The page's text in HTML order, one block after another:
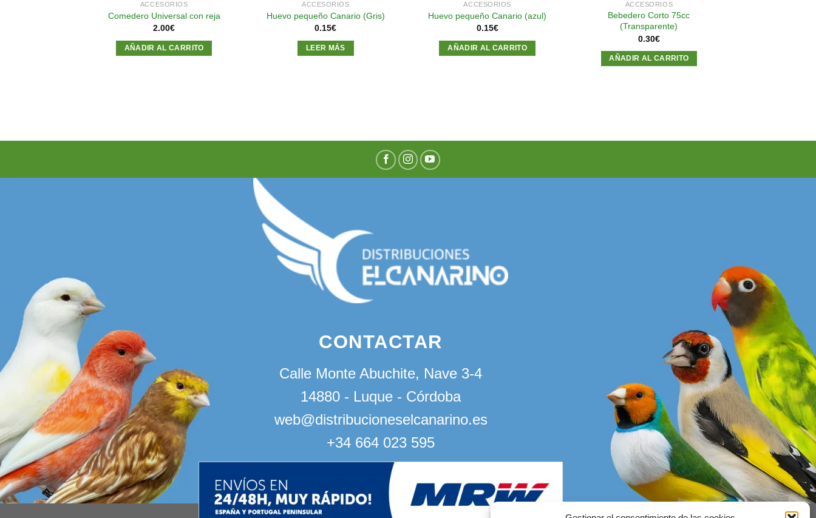
ACCESORIOS
Comedero Universal con reja
2.00€
AÑADIR AL CARRITO
ACCESORIOS
Huevo pequeño Canario (Gris)
0.15€
LEER MÁS
ACCESORIOS
Huevo pequeño Canario (azul)
0.15€
AÑADIR AL CARRITO
ACCESORIOS
Bebedero Corto 75cc
(Transparente)
0.30€
AÑADIR AL CARRITO
CONTACTAR
Calle Monte Abuchite, Nave 3-4
14880 - Luque - Córdoba
web@distribucioneselcanarino.es
+34 664 023 595